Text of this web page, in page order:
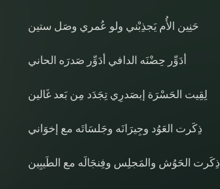
حَنِين الأُم يَجذِبْني ولو عُمري وصَل ستين
أدَوِّر حِضْنَه الدافي أدَوِّر صَدرَه الحاني
لِقِيت الحَسْرَة إبصَدرِي تِجَدَد مِن بَعد غَالين
ذِكَرت العَوُد وجِيرَانَه وجَلسَاتَه مع إخوَاني
ذِكَرت الحَوُش والمَجلِس وفِنجَالَه مع الطَيبِين